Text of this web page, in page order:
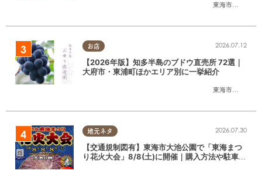
東海市
,大府市
お店
東海市
,大府市
2026.07.12
【2026年版】知多半島のブドウ直売所 72選｜
大府市・東浦町ほかエリア別に一挙紹介
地元ネタ 2026.07.30
【交通規制図有】東海市大池公園で「東海まつ
り花火大会」8/8(土)に開催｜購入方法や駐車場